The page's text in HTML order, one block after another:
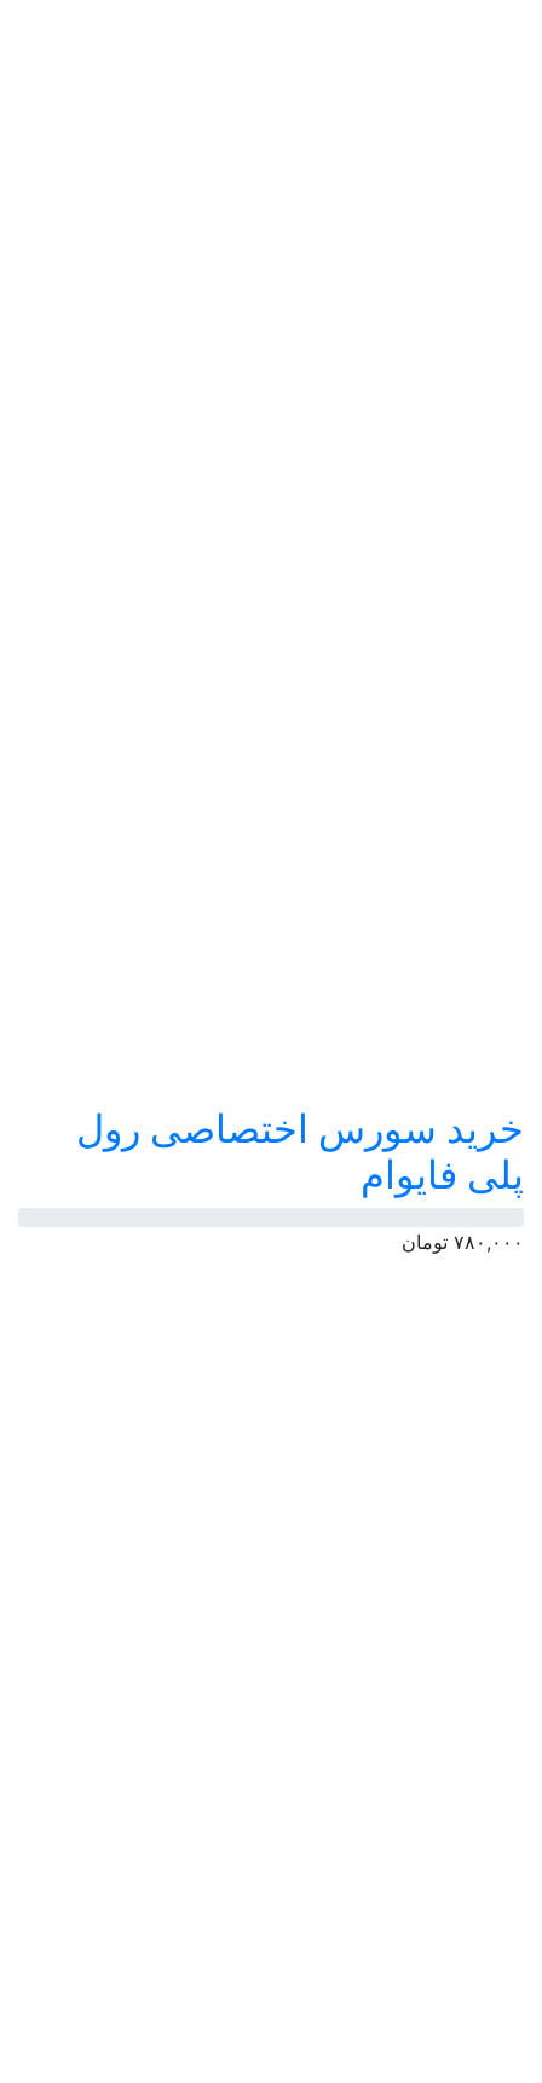
خرید سورس اختصاصی رول
پلی فایوام
۷۸۰,۰۰۰ تومان